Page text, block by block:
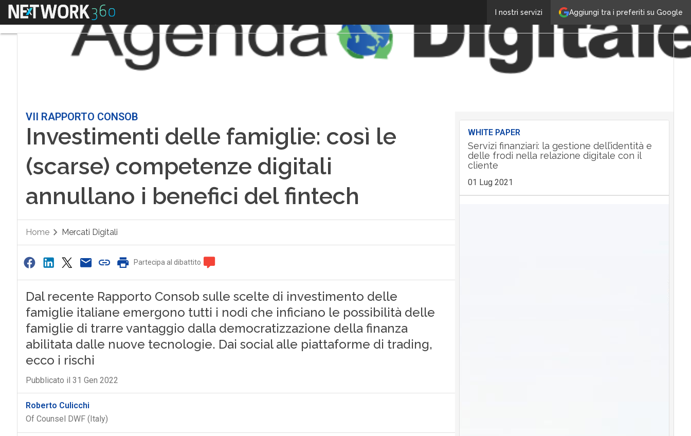
Aggiungi tra i preferiti su Google
I nostri servizi
Menu
VII RAPPORTO CONSOB
Investimenti delle famiglie: così le
(scarse) competenze digitali
annullano i benefici del fintech
Home Mercati Digitali
Partecipa al dibattito
Dal recente Rapporto Consob sulle scelte di investimento delle
famiglie italiane emergono tutti i nodi che inficiano le possibilità delle
famiglie di trarre vantaggio dalla democratizzazione della finanza
abilitata dalle nuove tecnologie. Dai social alle piattaforme di trading,
ecco i rischi
Pubblicato il 31 Gen 2022
Roberto Culicchi
Of Counsel DWF (Italy)
WHITE PAPER
Servizi finanziari: la gestione dell’identità e
delle frodi nella relazione digitale con il
cliente
01 Lug 2021